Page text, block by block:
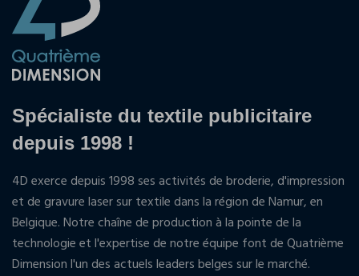
Spécialiste du textile publicitaire
depuis 1998 !
4D exerce depuis 1998 ses activités de broderie, d'impression
et de gravure laser sur textile dans la région de Namur, en
Belgique. Notre chaîne de production à la pointe de la
technologie et l'expertise de notre équipe font de Quatrième
Dimension l'un des actuels leaders belges sur le marché.